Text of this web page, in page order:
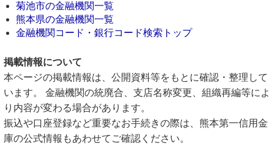
菊池市の金融機関一覧
熊本県の金融機関一覧
金融機関コード・銀行コード検索トップ
掲載情報について
本ページの掲載情報は、公開資料等をもとに確認・整理して
います。 金融機関の統廃合、支店名称変更、組織再編等によ
り内容が変わる場合があります。
振込や口座登録など重要なお手続きの際は、熊本第一信用金
庫の公式情報もあわせてご確認ください。